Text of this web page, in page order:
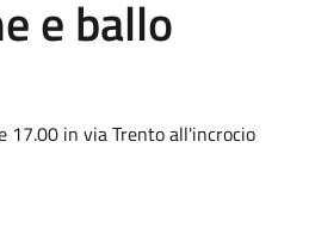
e ballo
17.00 in via Trento all'incrocio